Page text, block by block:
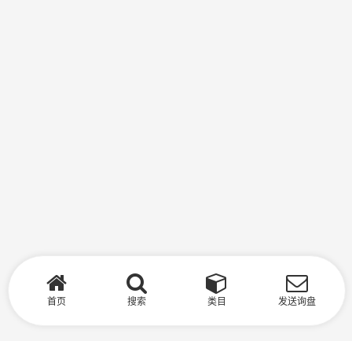
首页 搜索 类目 发送询盘